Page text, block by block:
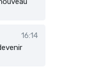
16:14